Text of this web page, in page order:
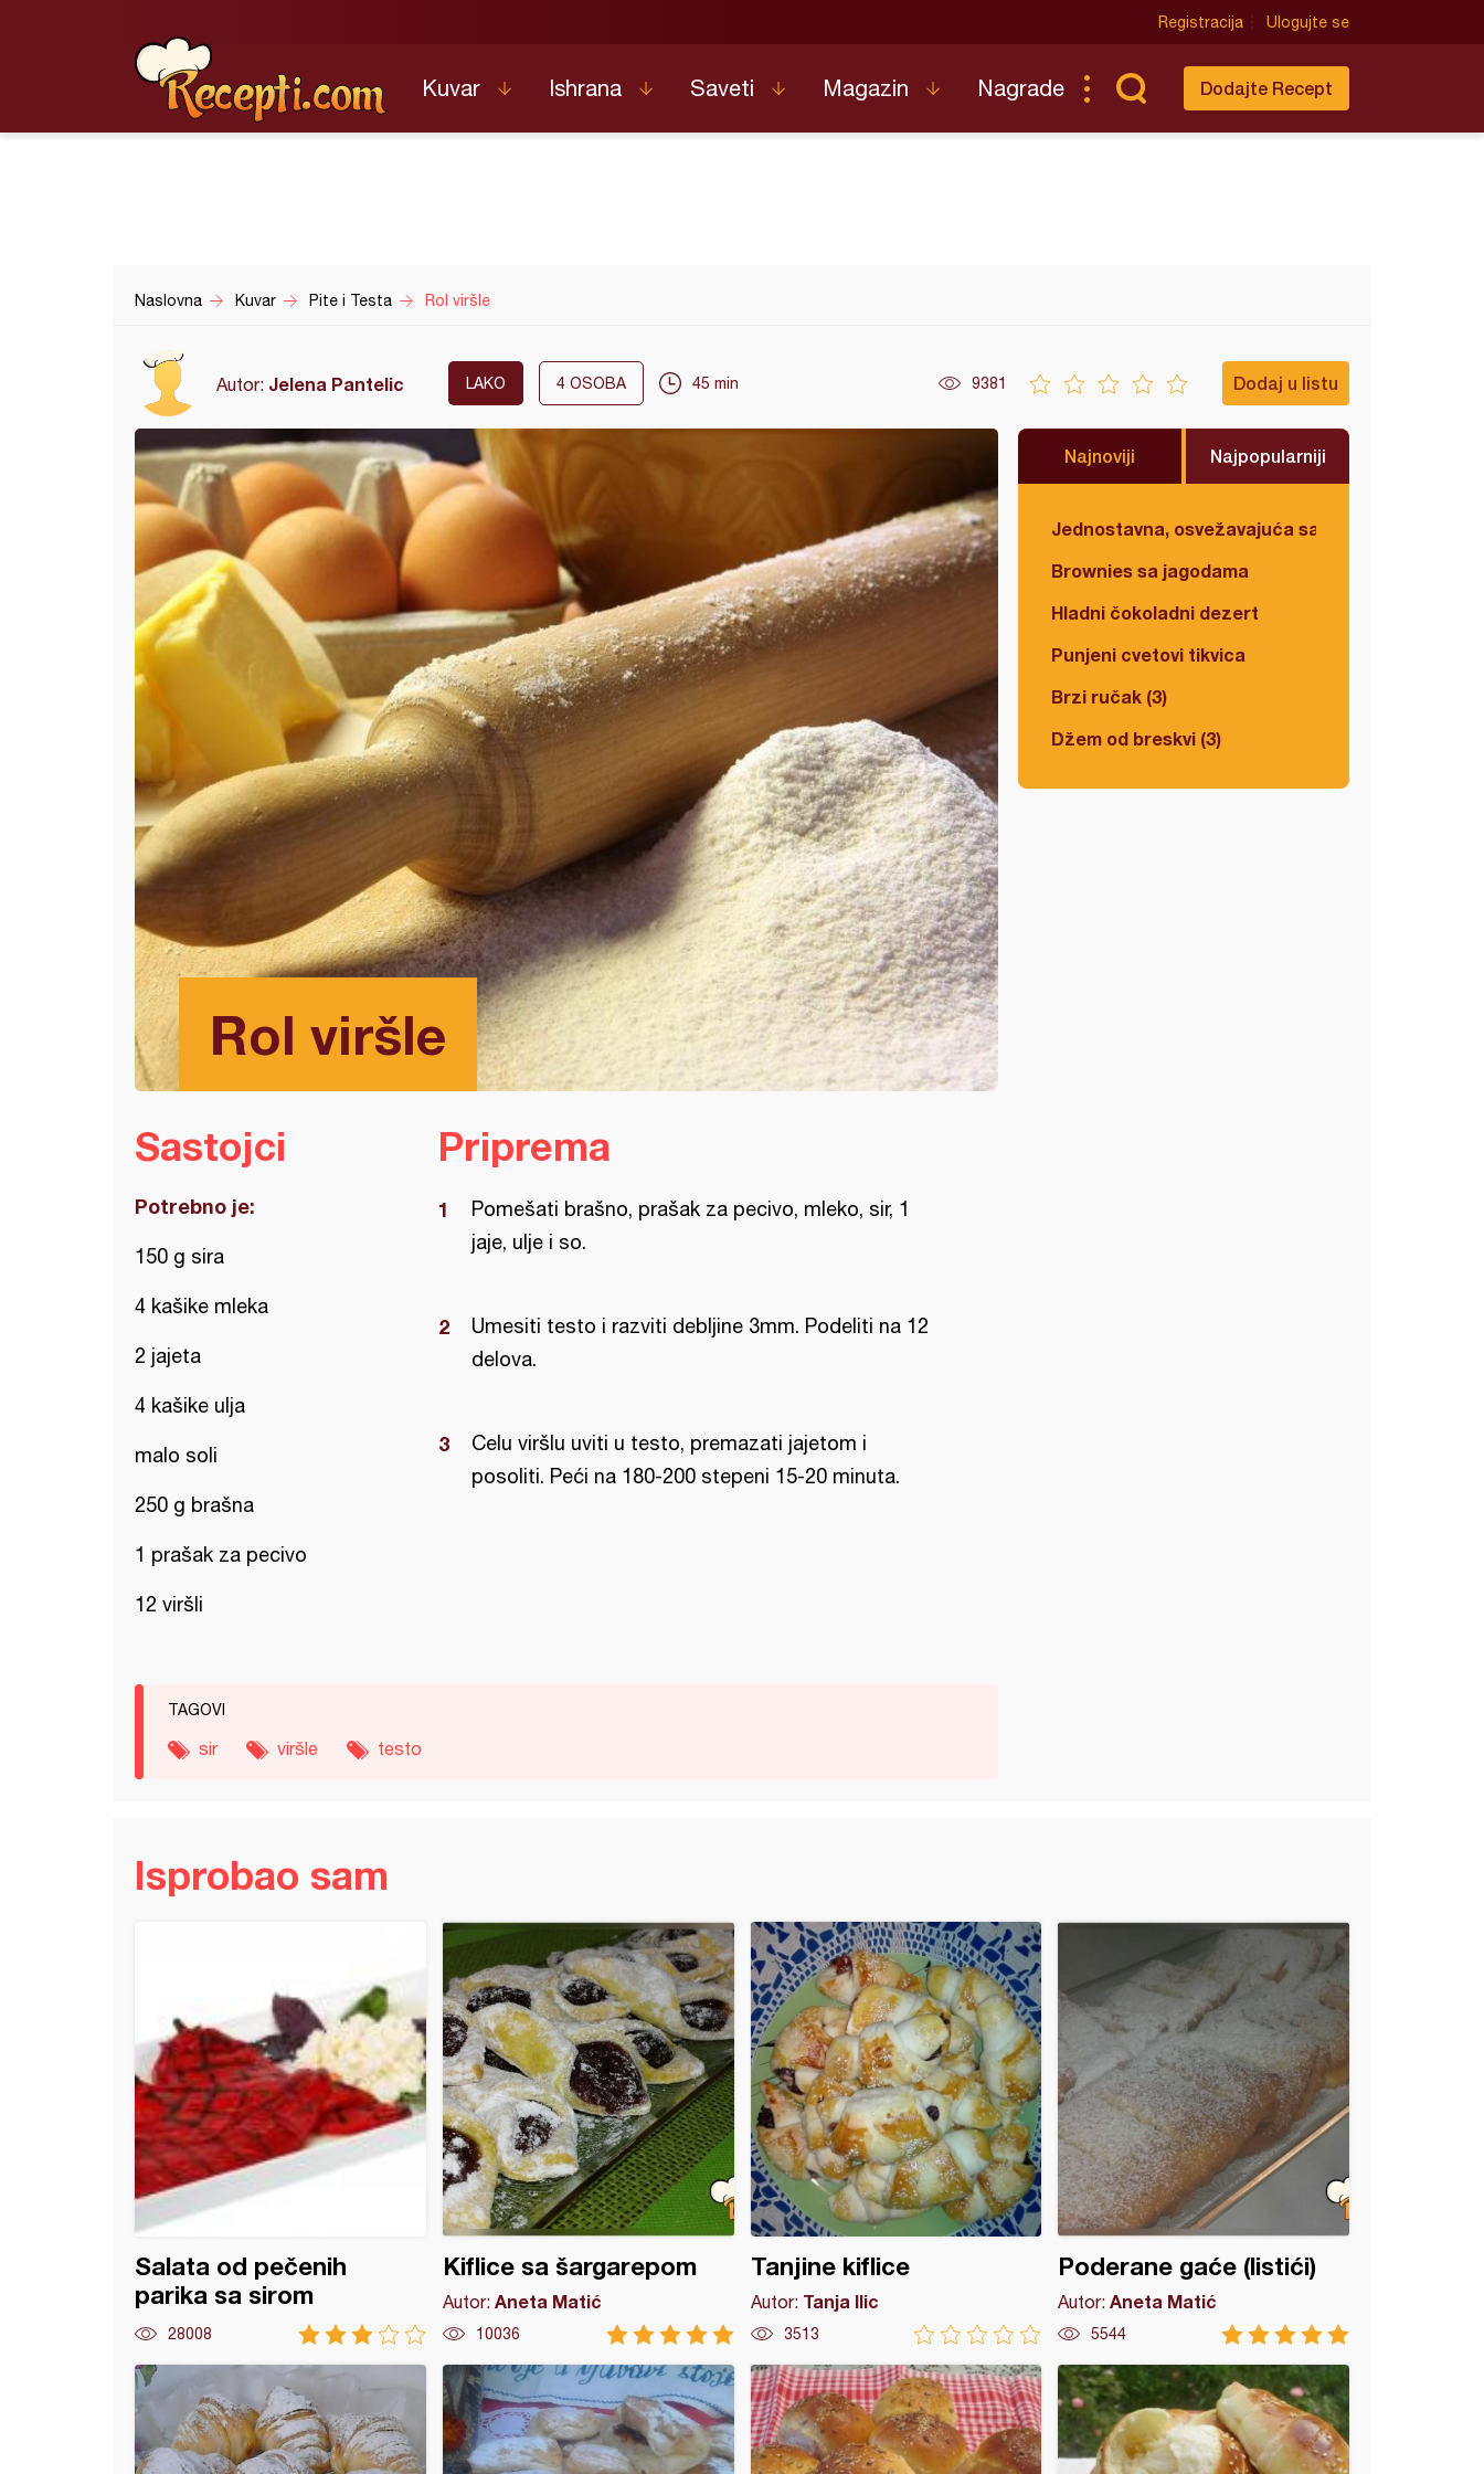
Registracija Ulogujte se
Kuvar Ishrana Saveti Magazin Nagrade Dodajte Recept
Naslovna Kuvar Pite i Testa Rol viršle
Autor: Jelena Pantelic LAKO 4 OSOBA 45 min 9381 Dodaj u listu
Rol viršle
Najnoviji Najpopularniji
Jednostavna, osvežavajuća salata
Brownies sa jagodama
Hladni čokoladni dezert
Punjeni cvetovi tikvica
Brzi ručak (3)
Džem od breskvi (3)
Sastojci
Potrebno je:
150 g sira
4 kašike mleka
2 jajeta
4 kašike ulja
malo soli
250 g brašna
1 prašak za pecivo
12 viršli
Priprema
Pomešati brašno, prašak za pecivo, mleko, sir, 1
jaje, ulje i so.
Umesiti testo i razviti debljine 3mm. Podeliti na 12
delova.
Celu viršlu uviti u testo, premazati jajetom i
posoliti. Peći na 180-200 stepeni 15-20 minuta.
TAGOVI
sir viršle testo
Isprobao sam
Salata od pečenih
parika sa sirom
28008
Kiflice sa šargarepom
Autor: Aneta Matić
10036
Tanjine kiflice
Autor: Tanja Ilic
3513
Poderane gaće (listići)
Autor:Aneta Matić
5544